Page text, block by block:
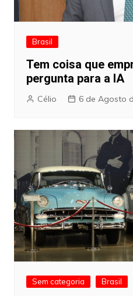
Brasil
Tem coisa que
pergunta para a IA
Célio 6 de Agosto
Sem categoria Brasil